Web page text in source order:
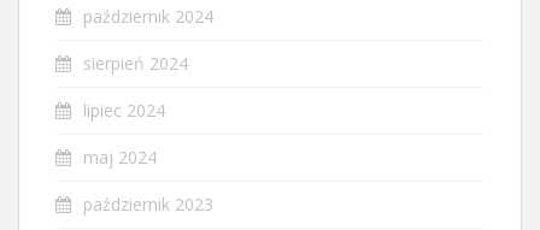
październik 2024
sierpień 2024
lipiec 2024
maj 2024
październik 2023